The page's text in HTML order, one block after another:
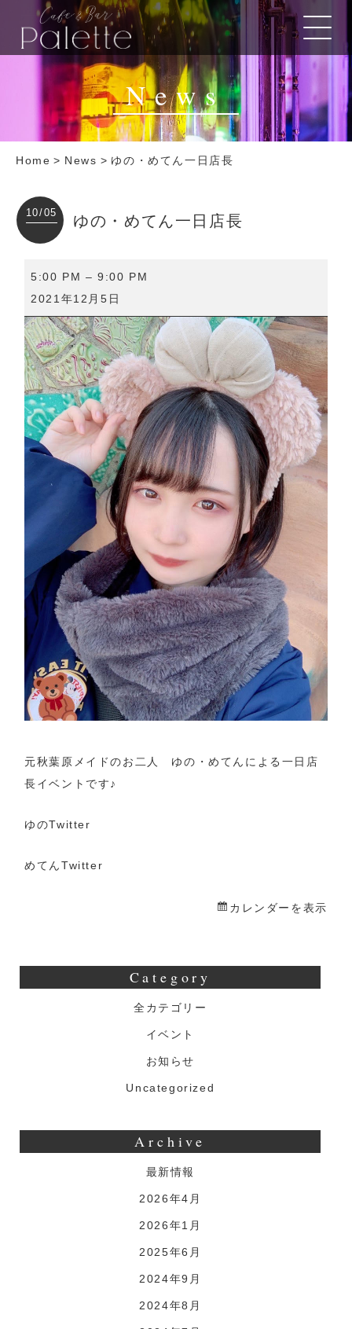
News
Home > News > ゆの・めてん一日店長
10/05 ゆの・めてん一日店長
め
て
ん
一
日
店
長
5:00 PM –9:00 PM
2021年12月5日
元秋葉原メイドのお二人 ゆの・めてんによる一日店
長イベントです♪
ゆのTwitter
めてんTwitter
カレンダーを表示
Category
全カテゴリー
イベント
お知らせ
Uncategorized
Archive
最新情報
2026年4月
2026年1月
2025年6月
2024年9月
2024年8月